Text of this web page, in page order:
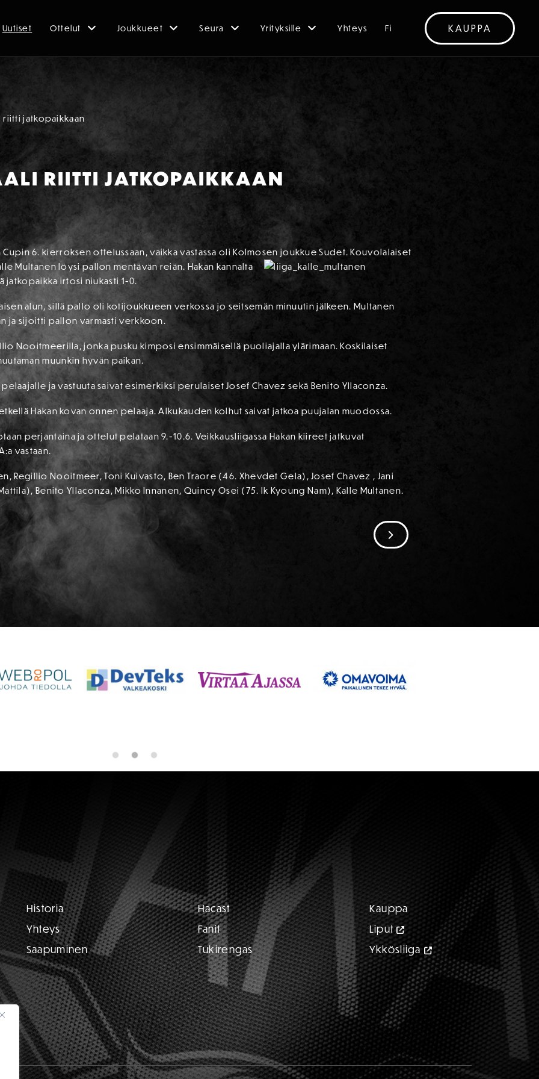
Uutiset Ottelut Joukkueet Seura Yrityksille Yhteys Fi KAUPPA
riitti jatkopaikkaan
RIITTI JATKOPAIKKAAN
Cupin 6. kierroksen ottelussaan, vaikka vastassa oli Kolmosen joukkue Sudet. Kouvolalaiset
e Multanen löysi pallon mentävän reiän. Hakan kannalta
jatkopaikka irtosi niukasti 1-0.
alun, sillä pallo oli kotijoukkueen verkossa jo seitsemän minuutin jälkeen. Multanen
ja sijoitti pallon varmasti verkkoon.
Nooitmeerilla, jonka pusku kimposi ensimmäisellä puoliajalla ylärimaan. Koskilaiset
muunkin hyvän paikan.
ja vastuuta saivat esimerkiksi perulaiset Josef Chavez sekä Benito Yllaconza.
Hakan kovan onnen pelaaja. Alkukauden kolhut saivat jatkoa puujalan muodossa.
perjantaina ja ottelut pelataan 9.-10.6. Veikkausliigassa Hakan kiireet jatkuvat
vastaan.
Regillio Nooitmeer, Toni Kuivasto, Ben Traore (46. Xhevdet Gela), Josef Chavez , Jani
Benito Yllaconza, Mikko Innanen, Quincy Osei (75. Ik Kyoung Nam), Kalle Multanen.
SIIRRY SEURAAVAAN
Historia
Yhteys
Saapuminen
Hacast
Fanit
Tukirengas
Kauppa
Liput
Ykkösliiga